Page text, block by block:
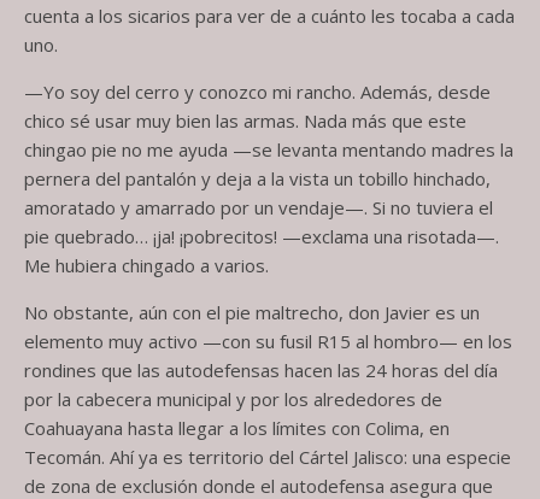
cuenta a los sicarios para ver de a cuánto les tocaba a cada
uno.
—Yo soy del cerro y conozco mi rancho. Además, desde
chico sé usar muy bien las armas. Nada más que este
chingao pie no me ayuda —se levanta mentando madres la
pernera del pantalón y deja a la vista un tobillo hinchado,
amoratado y amarrado por un vendaje—. Si no tuviera el
pie quebrado… ¡ja! ¡pobrecitos! —exclama una risotada—.
Me hubiera chingado a varios.
No obstante, aún con el pie maltrecho, don Javier es un
elemento muy activo —con su fusil R15 al hombro— en los
rondines que las autodefensas hacen las 24 horas del día
por la cabecera municipal y por los alrededores de
Coahuayana hasta llegar a los límites con Colima, en
Tecomán. Ahí ya es territorio del Cártel Jalisco: una especie
de zona de exclusión donde el autodefensa asegura que